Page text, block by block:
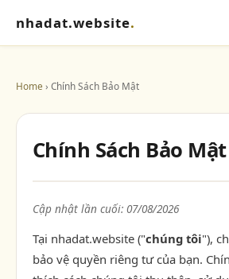
nhadat.website.
Home › Chính Sách Bảo Mật
Chính Sách Bảo Mật
Cập nhật lần cuối: 07/08/2026
Tại nhadat.website ("chúng tôi"),
bảo vệ quyền riêng tư của bạn.